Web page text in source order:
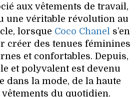
aux vêtements de travail,
une véritable révolution au
lorsque Coco Chanel s’en
créer des tenues féminines
et confortables. Depuis,
et polyvalent est devenu
dans la mode, de la haute
du quotidien.